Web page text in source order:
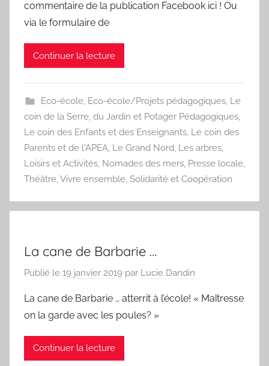
commentaire de la publication Facebook ici ! Ou
via le formulaire de
Continuer la lecture
Eco-école, Eco-école/Projets pédagogiques, Le
coin de la Serre, du Jardin et Potager Pédagogiques,
Le coin des Enfants et des Enseignants, Le coin des
Parents et de l'APEA, Le Grand Nord, Les arbres,
Loisirs et Activités, Nomades des mers, Presse locale,
Théâtre,Vivre ensemble, Solidarité et Coopération
La cane de Barbarie …
Publié le 19 janvier 2019 par Lucie Dandin
La cane de Barbarie … atterrit à l’école! « Maîtresse
on la garde avec les poules? »
Continuer la lecture